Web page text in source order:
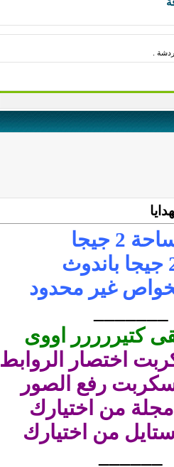
.
2 جيجا
غير محدود
كتيررررر اووى
اختصار الروابط
رفع الصور
من اختيارك
من اختيارك